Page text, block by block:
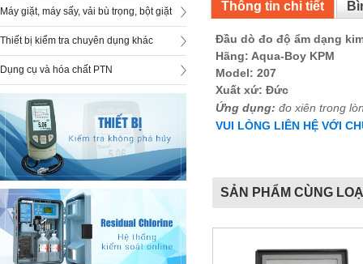
Máy giặt, máy sấy, vải bù trọng, bột giặt
Thiết bị kiểm tra chuyên dụng khác
Dụng cụ và hóa chất PTN
Thông tin chi tiết
Đầu dò đo độ ẩm dạng
Hãng: Aqua-Boy KPM
Model: 207
Xuất xứ: Đức
Ứng dụng: đo xiên trong
VUI LÒNG LIÊN HỆ VỚI
SẢN PHẨM CÙNG